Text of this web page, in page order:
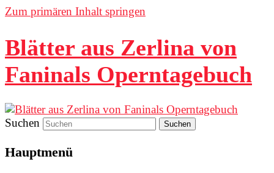
Zum primären Inhalt springen
Blätter aus Zerlina von
Faninals Operntagebuch
Suchen
Hauptmenü